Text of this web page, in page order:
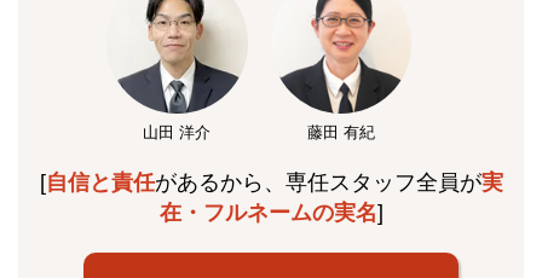
山田 洋介 藤田 有紀
[自信と責任があるから、専任スタッフ全員が実
在・フルネームの実名]